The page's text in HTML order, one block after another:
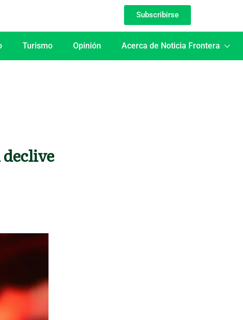
Subscribirse
Turismo Opinión Acerca de Noticia Frontera
declive